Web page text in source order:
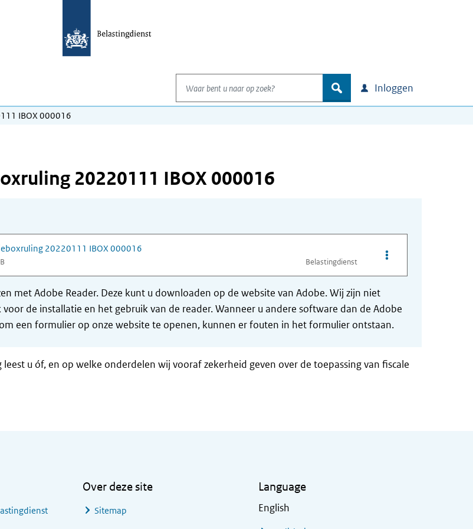
Waar bent u naar op zoek?
zoek Inloggen
IBOX 000016
20220111 IBOX 000016
20220111 IBOX 000016
Belastingdienst
Opties van bestand
met Adobe Reader. Deze kunt u downloaden op de website van Adobe. Wij zijn niet
de installatie en het gebruik van de reader. Wanneer u andere software dan de Adobe
een formulier op onze website te openen, kunnen er fouten in het formulier ontstaan.
u óf, en op welke onderdelen wij vooraf zekerheid geven over de toepassing van fiscale
Over deze site
Sitemap
Language
English